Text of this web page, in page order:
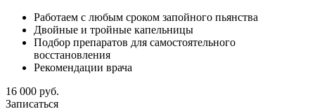
Работаем с любым сроком запойного пьянства
Двойные и тройные капельницы
Подбор препаратов для самостоятельного
восстановления
Рекомендации врача
16 000 руб.
Записаться